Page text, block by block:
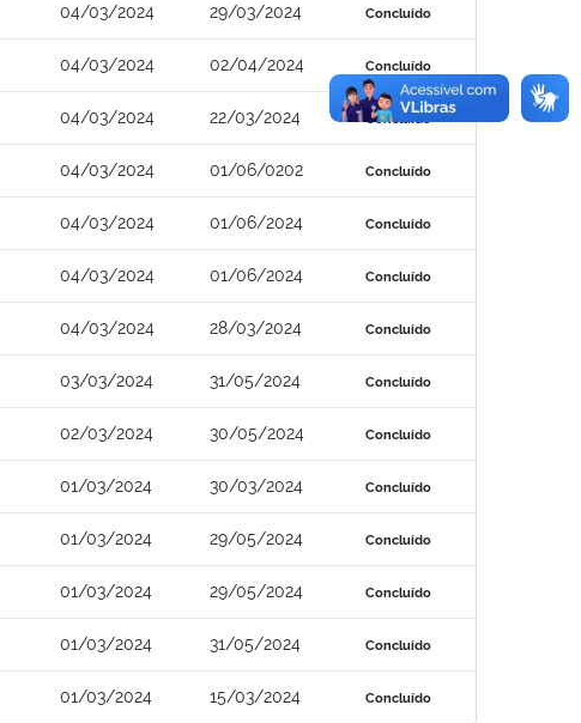
04/03/2024 29/03/2024 Concluído
04/03/2024 02/04/2024 Concluído
04/03/2024 22/03/2024 Concluído
04/03/2024 01/06/0202 Concluído
04/03/2024 01/06/2024 Concluído
04/03/2024 01/06/2024 Concluído
04/03/2024 28/03/2024 Concluído
03/03/2024 31/05/2024 Concluído
02/03/2024 30/05/2024 Concluído
01/03/2024 30/03/2024 Concluído
01/03/2024 29/05/2024 Concluído
01/03/2024 29/05/2024 Concluído
01/03/2024 31/05/2024 Concluído
01/03/2024 15/03/2024 Concluído